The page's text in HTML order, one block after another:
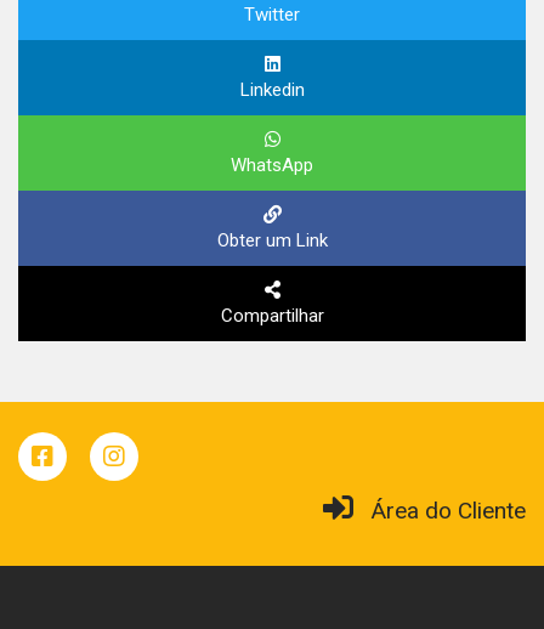
Twitter
Linkedin
WhatsApp
Obter um Link
Compartilhar
Área do Cliente